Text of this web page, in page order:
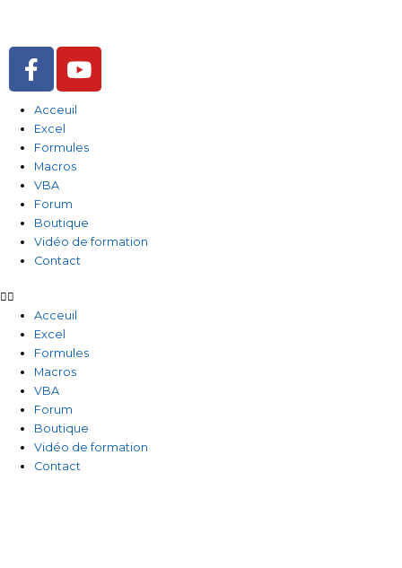
contenu
F
a
c
e
b
o
o
k
-
f
Y
o
u
Acceuil
Excel
Formules
Macros
VBA
Forum
Boutique
Vidéo de formation
Contact
Acceuil
Excel
Formules
Macros
VBA
Forum
Boutique
Vidéo de formation
Contact